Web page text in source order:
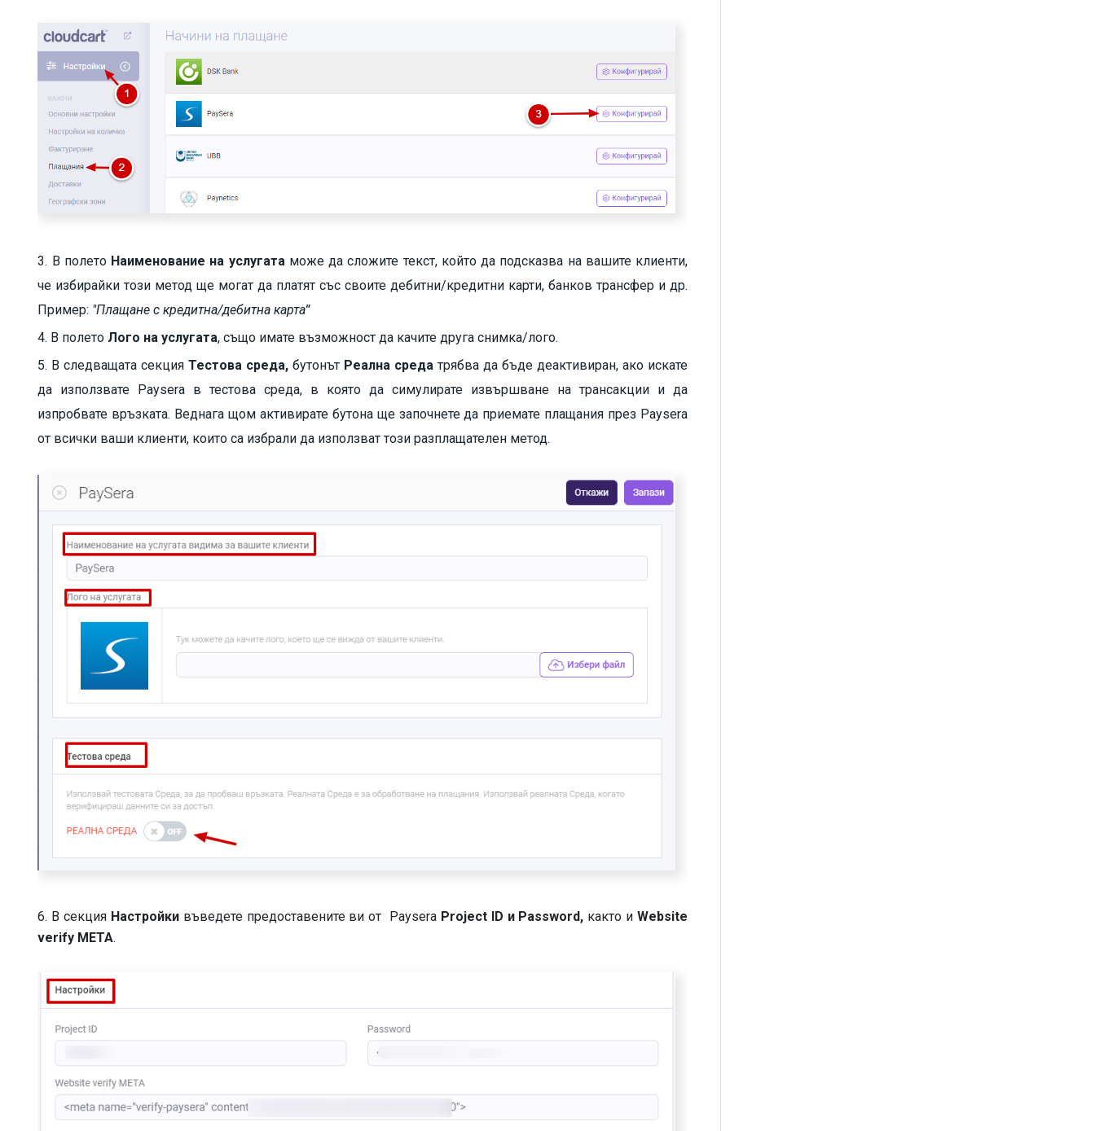
3. В полето Наименование на услугата може да сложите текст, който да подсказва на вашите клиенти,
че избирайки този метод ще могат да платят със своите дебитни/кредитни карти, банков трансфер и др.
Пример: "Плащане с кредитна/дебитна карта"
4. В полето Лого на услугата, също имате възможност да качите друга снимка/лого.
5. В следващата секцияТестова среда, бутонът Реална среда трябва да бъде деактивиран, ако искате
да използвате Paysera в тестова среда, в която да симулирате извършване на трансакции и да
изпробвате връзката. Веднага щом активирате бутона ще започнете да приемате плащания през Paysera
от всички ваши клиенти, които са избрали да използват този разплащателен метод.
6. В секция Настройкивъведете предоставените ви от Paysera Project ID и Password, както иWebsite
verify META.